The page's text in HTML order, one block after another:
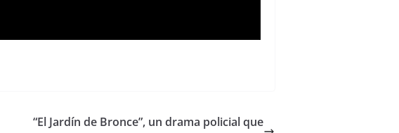
“El Jardín de Bronce”, un drama policial que